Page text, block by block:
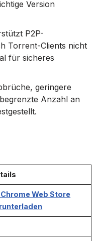
Version
P2P-
Torrent-Clients nicht
für sicheres
geringere
Anzahl an
Chrome Web Store